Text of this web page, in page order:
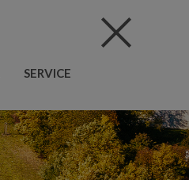
SERVICE